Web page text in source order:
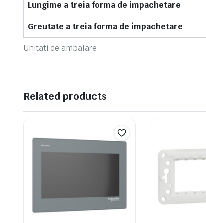
Unitati de ambalare
Lungime a treia forma de impachetare
Greutate a treia forma de impachetare
Related products